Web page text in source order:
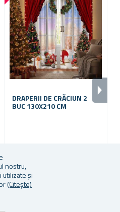
nostru,
utilizate și
(Citește)
DRAPERII DE CRĂCIUN 2
BUC 130X210 CM
146,44 lei